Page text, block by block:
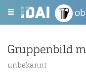
Gruppenbild
unbekannt